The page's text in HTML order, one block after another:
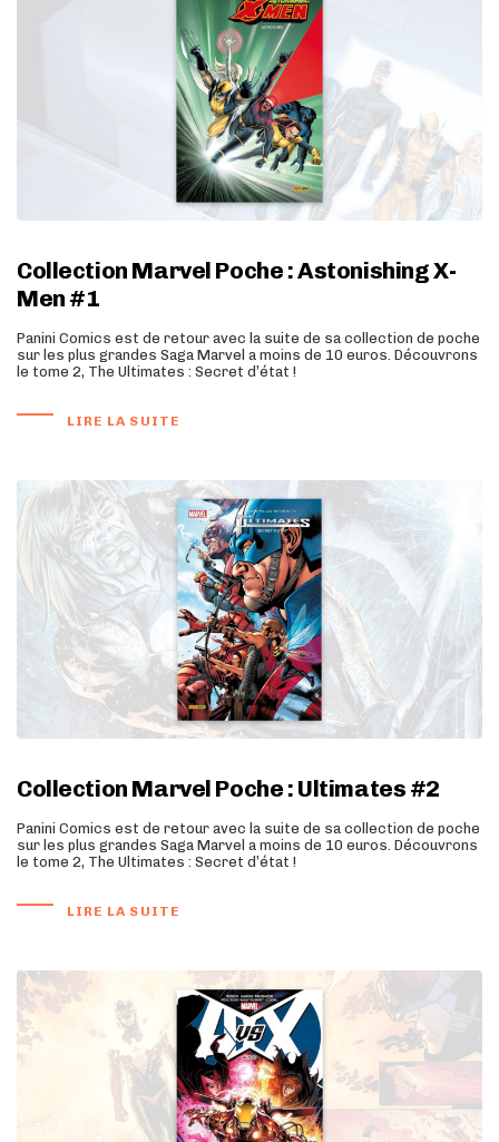
Collection Marvel Poche : Astonishing X-
Men #1
Panini Comics est de retour avec la suite de sa collection de poche
sur les plus grandes Saga Marvel a moins de 10 euros. Découvrons
le tome 2, The Ultimates : Secret d’état !
LIRE LA SUITE
Collection Marvel Poche : Ultimates #2
Panini Comics est de retour avec la suite de sa collection de poche
sur les plus grandes Saga Marvel a moins de 10 euros. Découvrons
le tome 2, The Ultimates : Secret d’état !
LIRE LA SUITE